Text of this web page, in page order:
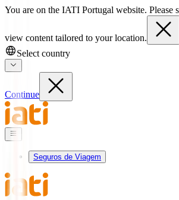
You are on the IATI Portugal website. Please
view content tailored to your location.
Select country
Continue
Seguros de Viagem